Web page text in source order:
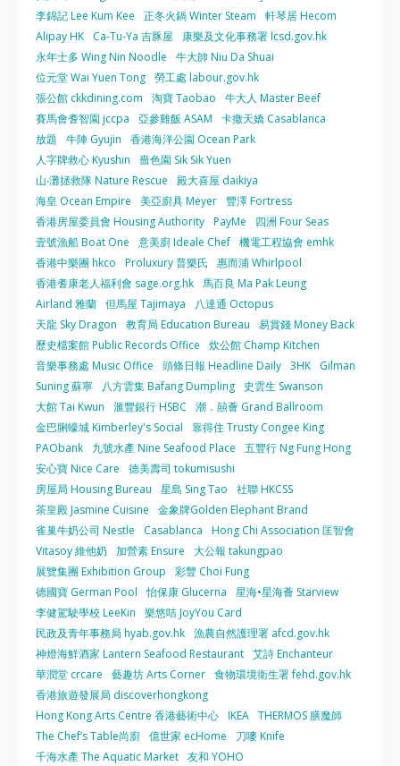
李錦記 Lee Kum Kee
正冬火鍋 Winter Steam
軒琴居 Hecom
Alipay HK
Ca-Tu-Ya 吉豚屋
康樂及文化事務署 lcsd.gov.hk
永年士多 Wing Nin Noodle
牛大帥 Niu Da Shuai
位元堂 Wai Yuen Tong 勞工處 labour.gov.hk
張公館 ckkdining.com
淘寶 Taobao
牛大人 Master Beef
賽馬會耆智園 jccpa
亞參雞飯 ASAM
卡撒天嬌 Casablanca
放題
牛陣 Gyujin
香港海洋公園 Ocean Park
人字牌救心 Kyushin
嗇色園 Sik Sik Yuen
山‧灘拯救隊 Nature Rescue
殿大喜屋 daikiya
海皇 Ocean Empire
美亞廚具 Meyer 豐澤 Fortress
香港房屋委員會 Housing Authority PayMe
四洲 Four Seas
壹號漁船 Boat One
意美廚 Ideale Chef 機電工程協會 emhk
香港中樂團 hkco
Proluxury 普樂氏
惠而浦 Whirlpool
香港耆康老人福利會 sage.org.hk 馬百良 Ma Pak Leung
Airland 雅蘭 但馬屋 Tajimaya
八達通 Octopus
天龍 Sky Dragon
教育局 Education Bureau
易賞錢 Money Back
歷史檔案館 Public Records Office
炊公館 Champ Kitchen
音樂事務處 Music Office
頭條日報 Headline Daily 3HK
Gilman
Suning 蘇寧
八方雲集 Bafang Dumpling
史雲生 Swanson
大館 Tai Kwun
滙豐銀行 HSBC
潮．囍薈 Grand Ballroom
金巴脷蠔城 Kimberley's Social
靠得住 Trusty Congee King
PAObank
九號水產 Nine Seafood Place
五豐行 Ng Fung Hong
安心寶 Nice Care
德美壽司 tokumisushi
房屋局 Housing Bureau
星島 Sing Tao
社聯 HKCSS
茶皇殿 Jasmine Cuisine
金象牌Golden Elephant Brand
雀巢牛奶公司 Nestle
Casablanca
Hong Chi Association 匡智會
Vitasoy 維他奶
加營素 Ensure
大公報 takungpao
展覽集團 Exhibition Group
彩豐 Choi Fung
德國寶 German Pool
怡保康 Glucerna
星海•星海薈 Starview
李健駕駛學校 LeeKin
樂悠咭 JoyYou Card
民政及青年事務局 hyab.gov.hk 漁農自然護理署 afcd.gov.hk
神燈海鮮酒家 Lantern Seafood Restaurant 艾詩 Enchanteur
華潤堂 crcare
藝趣坊 Arts Corner 食物環境衛生署 fehd.gov.hk
香港旅遊發展局 discoverhongkong
Hong Kong Arts Centre 香港藝術中心 IKEA THERMOS 膳魔師
The Chef’s Table尚廚 億世家 ecHome
刀嘜 Knife
千海水產 The Aquatic Market 友和 YOHO